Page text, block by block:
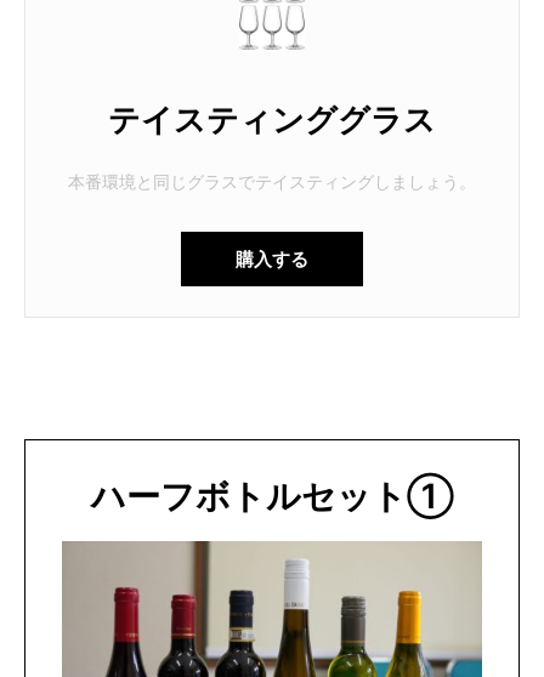
テイスティンググラス
本番環境と同じグラスでテイスティングしましょう。
購入する
ハーフボトルセット①